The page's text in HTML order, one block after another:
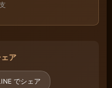
ア
でシェア